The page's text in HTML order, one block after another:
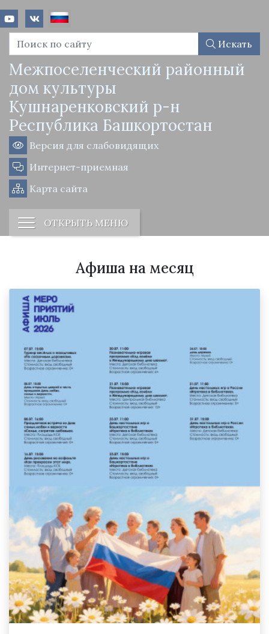
Искать
Межпоселенческий районный
дом культуры
Кушнаренковский р-н
Республика Башкортостан
Версия для слабовидящих
Интернет-приемная
Карта сайта
ОТКРЫТЬ МЕНЮ
Афиша на месяц